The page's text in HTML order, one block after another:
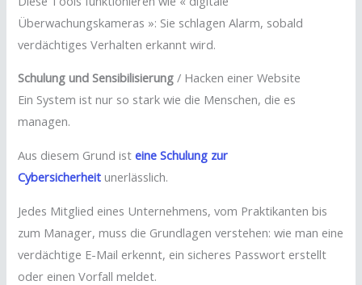
Überwachungskameras »: Sie schlagen Alarm, sobald
verdächtiges Verhalten erkannt wird.
Schulung und Sensibilisierung / Hacken einer Website
Ein System ist nur so stark wie die Menschen, die es
managen.
Aus diesem Grund isteine Schulung zur
Cybersicherheit unerlässlich.
Jedes Mitglied eines Unternehmens, vom Praktikanten bis
zum Manager, muss die Grundlagen verstehen: wie man eine
verdächtige E-Mail erkennt, ein sicheres Passwort erstellt
oder einen Vorfall meldet.